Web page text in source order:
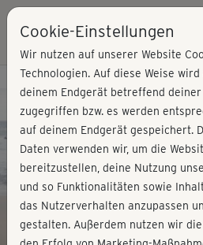
Kursvorschau - Jetzt mitmachen!
Cookie-Einstellungen
Wir nutzen auf unserer Website
Technologien. Auf diese Weise
deinem Endgerät betreffend
zugegriffen bzw. es werden
auf deinem Endgerät gespeichert.
Daten verwenden wir, um die
bereitzustellen, deine Nutzung
und so Funktionalitäten sowie
das Nutzerverhalten anzupassen
gestalten. Außerdem nutzen wir